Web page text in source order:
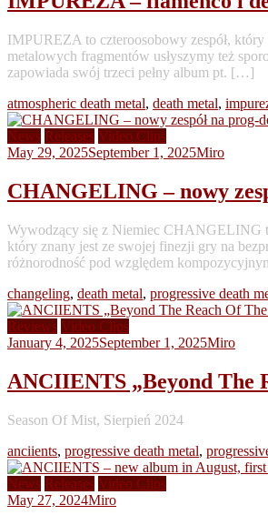
IMPUREZA to czteroosobowy zespół,
metalowych fragmentów usłyszymy też
zapowiada swój trzeci pełny album pt. […]
atmospheric death metal, death metal,
News Releases Video Clips
May 29, 2025September 1, 2025Miro
CHANGELING – nowy
Wywodzący się z Niemiec CHANGELING
który znany jest ze swojej finezji gry na
różnorodność pod względem
changeling, death metal, progressive death
Reviews Video Clips
January 4, 2025September 1, 2025Miro
ANCIIENTS „Beyond The
Season Of Mist, Sierpień 2024
anciients, progressive death metal,
News Releases Video Clips
May 27, 2024Miro